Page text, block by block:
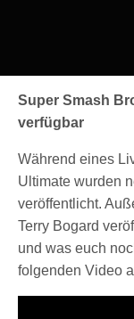
Super Smash
verfügbar
Während eines
Ultimate wurden
veröffentlicht.
Terry Bogard
und was euch
folgenden Video